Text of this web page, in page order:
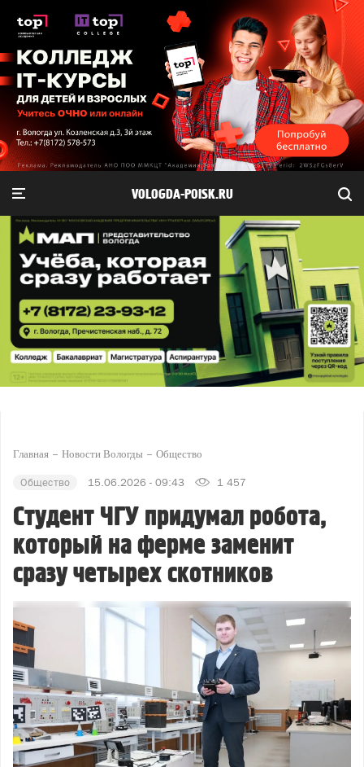
VOLOGDA-POISK.RU
Главная Новости Вологды Общество
Общество 15.06.2026 - 09:43 1 457
Студент ЧГУ придумал робота,
который на ферме заменит
сразу четырех скотников